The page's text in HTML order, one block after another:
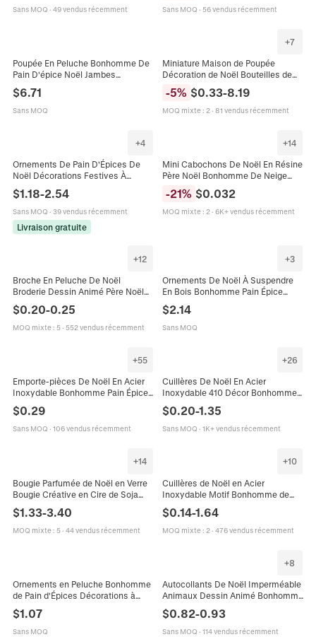
Sans MOQ · 49 vendus récemment
Vacances
Sans MOQ · 56 vendus récemment
Poupée En Peluche Bonhomme De
Pain D'épice Noël Jambes
Télescopiques Chapeau De Chef
Décoration Intérieure
$6.71
Sans MOQ
+7
Miniature Maison de Poupée
Décoration de Noël Bouteilles de
Bonbons Bonhomme de Pain
d'Épices Ornements en Résine DIY
-5% $0.33-8.19
MOQ mixte: 2· 81 vendus récemment
+4
Ornements De Pain D'Épices De
Noël Décorations Festives À
Suspendre En Mousse Pour
Décoration De Sapin Formes De
Maison De Bonbons
$1.18-2.54
Sans MOQ · 39 vendus récemment
Livraison gratuite
+14
Mini Cabochons De Noël En Résine
Père Noël Bonhomme De Neige
Pain D'Épices Dos Plat
Accessoires De Décoration DIY
-21% $0.032
MOQ mixte: 2· 6K+ vendus récemment
+12
Broche En Peluche De Noël
Broderie Dessin Animé Père Noël
Bonhomme De Neige Renne Sapin
Accessoire DIY
$0.20-0.25
MOQ mixte: 5· 552 vendus récemment
+3
Ornements De Noël À Suspendre
En Bois Bonhomme Pain Épice
Gnome Décoration De Sapin Pour
Fête Maison
$2.14
Sans MOQ
+55
Emporte-pièces De Noël En Acier
Inoxydable Bonhomme Pain Épices
Bonhomme De Neige Renne Sapin
Moules À Biscuits Pour Fêtes
$0.29
Sans MOQ · 106 vendus récemment
+26
Cuillères De Noël En Acier
Inoxydable 410 Décor Bonhomme
De Pain D'Épice Et Neige Café
Dessert Cuillères À Mélanger
Cadeau
$0.20-1.35
Sans MOQ · 1K+ vendus récemment
+14
Bougie Parfumée de Noël en Verre
Bougie Créative en Cire de Soja
Pain d'Épice Père Noël Cadeau
$1.33-3.40
MOQ mixte: 5· 44 vendus récemment
+10
Cuillères de Noël en Acier
Inoxydable Motif Bonhomme de
Étoile pour Fête de Vacances
$0.14-1.64
MOQ mixte: 2· 476 vendus récemment
Ornements en Peluche Bonhomme
de Pain d'Épices Décorations à
Suspendre pour Arbre de Noël
Poupées de Couple Cartoon
$1.07
Sans MOQ
+8
Autocollants De Noël Imperméable
Animaux Dessin Animé Bonhomme
De Neige Décalcomanies Pour
Ordinateur Skate Téléphone Lindo
$0.82-0.93
Sans MOQ · 114 vendus récemment